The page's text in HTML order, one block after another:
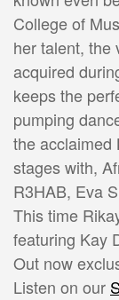
College of
her talent, the
acquired
keeps the
pumping
the acclaimed
stages with,
R3HAB, Eva
This time
featuring Kay
Out now
Listen on our